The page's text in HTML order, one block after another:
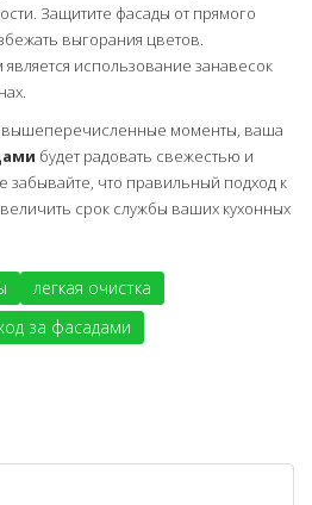
Защитите фасады от прямого
выгорания цветов.
использование занавесок
моменты, ваша
будет радовать свежестью и
забывайте, что правильный подход к
срок службы ваших кухонных
легкая очистка
за фасадами